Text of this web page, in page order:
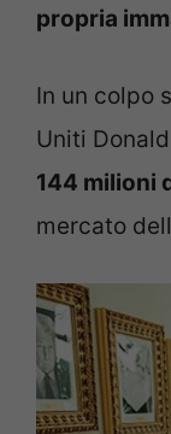
propria
In un colpo
Uniti
144 milioni
mercato